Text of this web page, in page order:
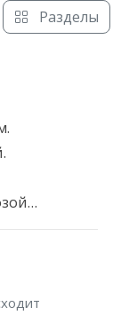
Разделы